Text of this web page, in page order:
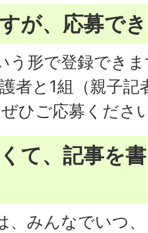
が、応募で
う形で登録でき
者と1組（親子
ひご応募くださ
て、記事を
、みんなでいつ